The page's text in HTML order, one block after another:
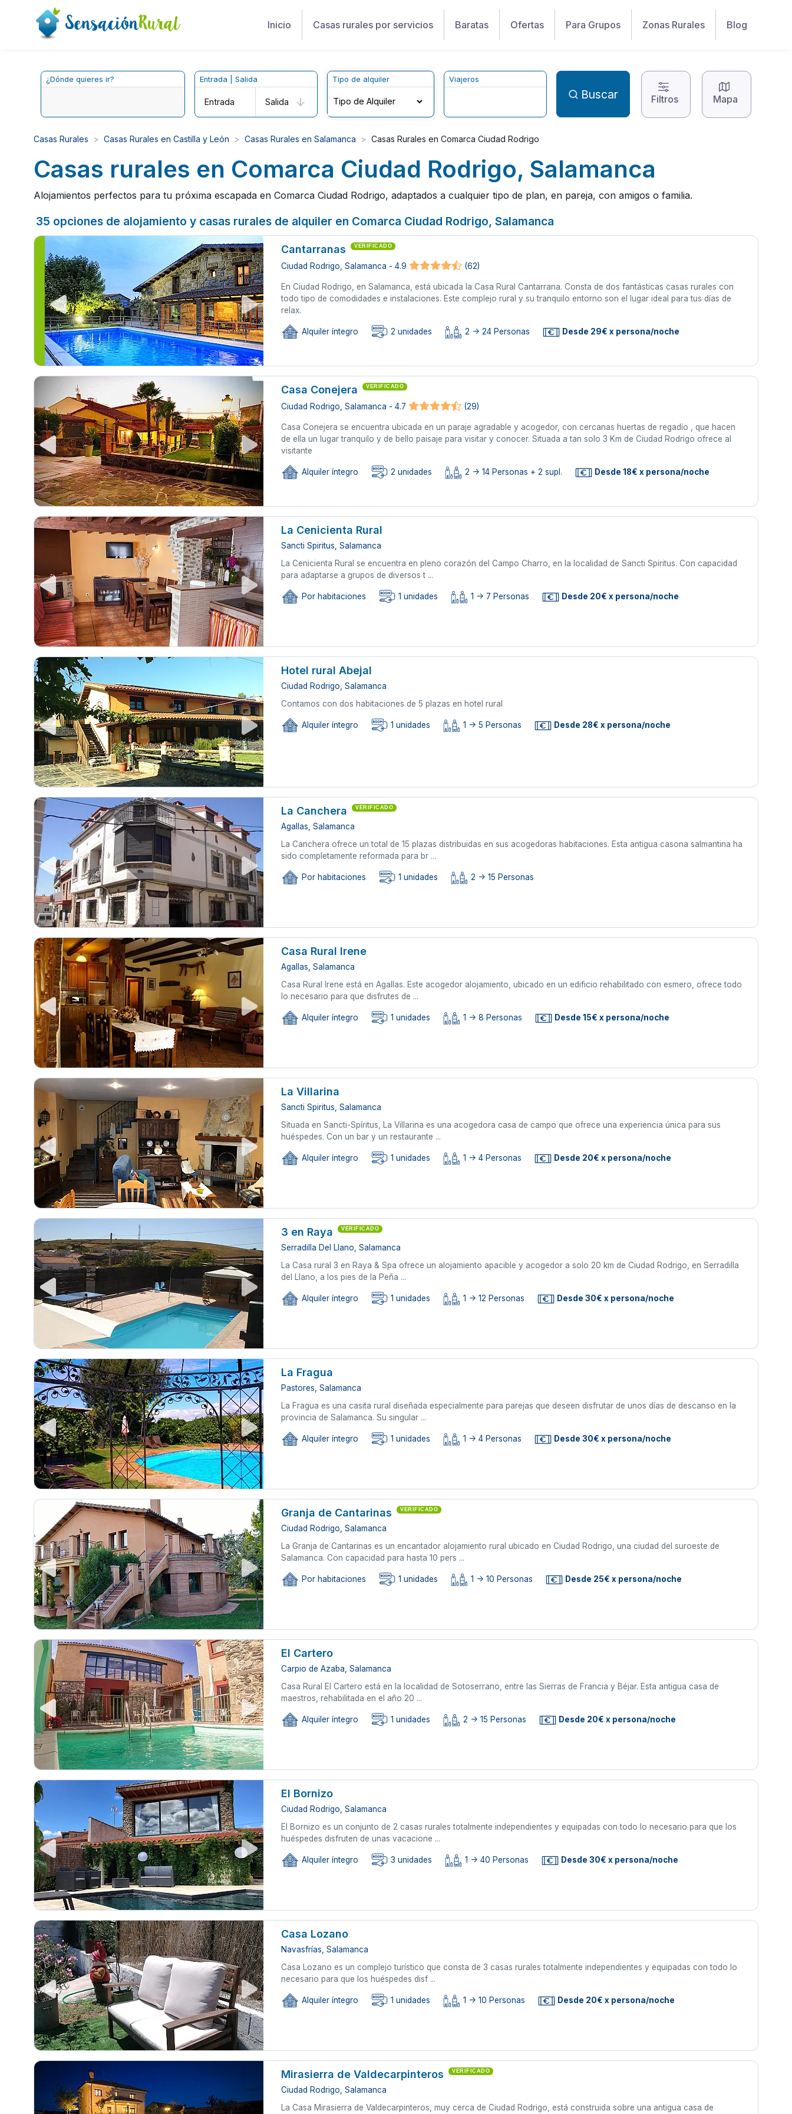
Inicio Casas rurales por servicios Baratas Ofertas Para Grupos Zonas Rurales Blog
¿Dónde quieres ir? Entrada | Salida
Entrada Salida
Tipo de alquiler Viajeros
Buscar Filtros Mapa
Casas Rurales Casas Rurales en Castilla y León Casas Rurales en Salamanca Casas Rurales en Comarca Ciudad Rodrigo
Casas rurales en Comarca Ciudad Rodrigo, Salamanca
Alojamientos perfectos para tu próxima escapada en Comarca Ciudad Rodrigo, adaptados a cualquier tipo de plan, en pareja, con amigos o familia.
35 opciones de alojamiento y casas rurales de alquiler en Comarca Ciudad Rodrigo, Salamanca
Cantarranas VERIFICADO
Ciudad Rodrigo, Salamanca - 4.9 (62)
En Ciudad Rodrigo, en Salamanca, está ubicada la Casa Rural Cantarrana. Consta de dos fantásticas casas rurales con
todo tipo de comodidades e instalaciones. Este complejo rural y su tranquilo entorno son el lugar ideal para tus días de
relax.
Alquiler íntegro 2 unidades 2 -> 24 Personas Desde 29€ x persona/noche
Casa Conejera VERIFICADO
Ciudad Rodrigo, Salamanca - 4.7 (29)
Casa Conejera se encuentra ubicada en un paraje agradable y acogedor, con cercanas huertas de regadío , que hacen
de ella un lugar tranquilo y de bello paisaje para visitar y conocer. Situada a tan solo 3 Km de Ciudad Rodrigo ofrece al
visitante
Alquiler íntegro 2 unidades 2 -> 14 Personas + 2 supl. Desde 18€ x persona/noche
La Cenicienta Rural
Sancti Spiritus, Salamanca
La Cenicienta Rural se encuentra en pleno corazón del Campo Charro, en la localidad de Sancti Spiritus. Con capacidad
para adaptarse a grupos de diversos t ...
Por habitaciones 1 unidades 1 -> 7 Personas Desde 20€ x persona/noche
Hotel rural Abejal
Ciudad Rodrigo, Salamanca
Contamos con dos habitaciones de 5 plazas en hotel rural
Alquiler íntegro 1 unidades 1 -> 5 Personas Desde 28€ x persona/noche
La Canchera VERIFICADO
Agallas, Salamanca
La Canchera ofrece un total de 15 plazas distribuidas en sus acogedoras habitaciones. Esta antigua casona salmantina ha
sido completamente reformada para br ...
Por habitaciones 1 unidades 2 -> 15 Personas
Casa Rural Irene
Agallas, Salamanca
Casa Rural Irene está en Agallas. Este acogedor alojamiento, ubicado en un edificio rehabilitado con esmero, ofrece todo
lo necesario para que disfrutes de ...
Alquiler íntegro 1 unidades 1 -> 8 Personas Desde 15€ x persona/noche
La Villarina
Sancti Spiritus, Salamanca
Situada en Sancti-Spíritus, La Villarina es una acogedora casa de campo que ofrece una experiencia única para sus
huéspedes. Con un bar y un restaurante ...
Alquiler íntegro 1 unidades 1 -> 4 Personas Desde 20€ x persona/noche
3 en Raya VERIFICADO
Serradilla Del Llano, Salamanca
La Casa rural 3 en Raya & Spa ofrece un alojamiento apacible y acogedor a solo 20 km de Ciudad Rodrigo, en Serradilla
del Llano, a los pies de la Peña ...
Alquiler íntegro 1 unidades 1 -> 12 Personas Desde 30€ x persona/noche
La Fragua
Pastores, Salamanca
La Fragua es una casita rural diseñada especialmente para parejas que deseen disfrutar de unos días de descanso en la
provincia de Salamanca. Su singular ...
Alquiler íntegro 1 unidades 1 -> 4 Personas Desde 30€ x persona/noche
Granja de Cantarinas VERIFICADO
Ciudad Rodrigo, Salamanca
La Granja de Cantarinas es un encantador alojamiento rural ubicado en Ciudad Rodrigo, una ciudad del suroeste de
Salamanca. Con capacidad para hasta 10 pers ...
Por habitaciones 1 unidades 1 -> 10 Personas Desde 25€ x persona/noche
El Cartero
Carpio de Azaba, Salamanca
Casa Rural El Cartero está en la localidad de Sotoserrano, entre las Sierras de Francia y Béjar. Esta antigua casa de
maestros, rehabilitada en el año 20 ...
Alquiler íntegro 1 unidades 2 -> 15 Personas Desde 20€ x persona/noche
El Bornizo
Ciudad Rodrigo, Salamanca
El Bornizo es un conjunto de 2 casas rurales totalmente independientes y equipadas con todo lo necesario para que los
huéspedes disfruten de unas vacacione ...
Alquiler íntegro 3 unidades 1 -> 40 Personas Desde 30€ x persona/noche
Casa Lozano
Navasfrías, Salamanca
Casa Lozano es un complejo turístico que consta de 3 casas rurales totalmente independientes y equipadas con todo lo
necesario para que los huéspedes disf ...
Alquiler íntegro 1 unidades 1 -> 10 Personas Desde 20€ x persona/noche
Mirasierra de Valdecarpinteros VERIFICADO
Ciudad Rodrigo, Salamanca
La Casa Mirasierra de Valdecarpinteros, muy cerca de Ciudad Rodrigo, está construida sobre una antigua casa de